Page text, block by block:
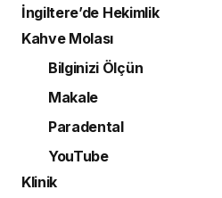
İngiltere’de Hekimlik
Kahve Molası
Bilginizi Ölçün
Makale
Paradental
YouTube
Klinik